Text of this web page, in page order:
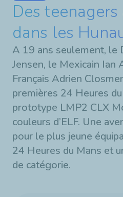
Des
dans les
A 19 ans seulement, le
Jensen, le Mexicain Ian
Français Adrien
premières 24 Heures
prototype LMP2 CLX
couleurs d’ELF. Une
pour le plus jeune
24 Heures du Mans et
de catégorie.